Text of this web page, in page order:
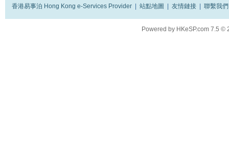
香港易事泊 Hong Kong e-Services Provider 站點地圖 友情鏈接 聯繫我們
Powered by HKeSP.com 7.5 ©